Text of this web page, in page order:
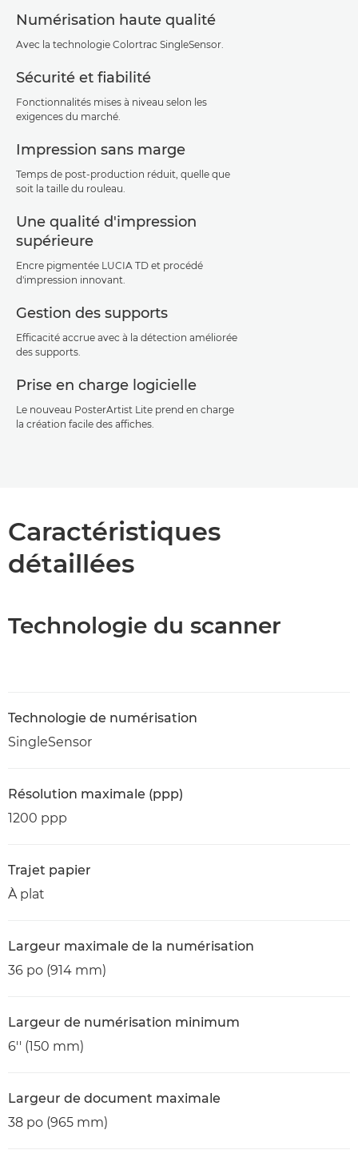
Numérisation haute qualité
Avec la technologie Colortrac SingleSensor.
Sécurité et fiabilité
Fonctionnalités mises à niveau selon les
exigences du marché.
Impression sans marge
Temps de post-production réduit, quelle que
soit la taille du rouleau.
Une qualité d'impression
supérieure
Encre pigmentée LUCIA TD et procédé
d'impression innovant.
Gestion des supports
Efficacité accrue avec à la détection améliorée
des supports.
Prise en charge logicielle
Le nouveau PosterArtist Lite prend en charge
la création facile des affiches.
Caractéristiques
détaillées
Technologie du scanner
Technologie de numérisation
SingleSensor
Résolution maximale (ppp)
1200 ppp
Trajet papier
À plat
Largeur maximale de la numérisation
36 po (914 mm)
Largeur de numérisation minimum
6'' (150 mm)
Largeur de document maximale
38 po (965 mm)